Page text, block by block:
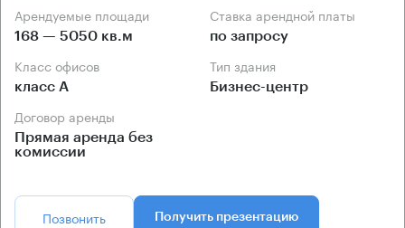
Арендуемые площади
168 — 5050 кв.м
Ставка арендной платы
по запросу
Класс офисов
класс А
Тип здания
Бизнес-центр
Договор аренды
Прямая аренда без
комиссии
Позвонить Получить презентацию